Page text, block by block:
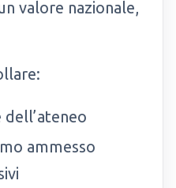
valore nazionale,
ammesso